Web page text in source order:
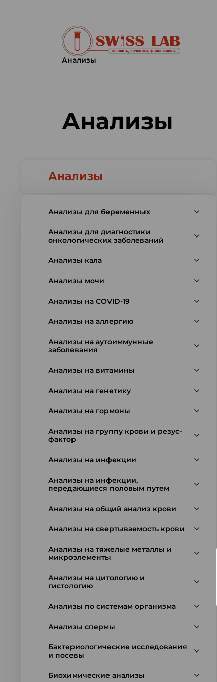
Анализы
Анализы
Анализы
Анализы для беременных
Анализы для диагностики
онкологических заболеваний
Анализы кала
Анализы мочи
Анализы на COVID-19
Анализы на аллергию
Анализы на аутоиммунные
заболевания
Анализы на витамины
Анализы на генетику
Анализы на гормоны
Анализы на группу крови и резус-
фактор
Анализы на инфекции
Анализы на инфекции,
передающиеся половым путем
Анализы на общий анализ крови
Анализы на свертываемость крови
Анализы на тяжелые металлы и
микроэлементы
Анализы на цитологию и
гистологию
Анализы по системам организма
Анализы спермы
Бактериологические исследования
и посевы
Биохимические анализы